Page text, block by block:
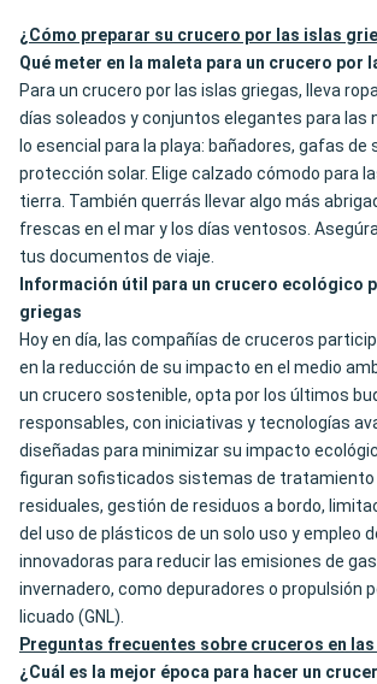
¿Cómo preparar su crucero por las islas
Qué meter en la maleta para un crucero por
Para un crucero por las islas griegas, lleva
días soleados y conjuntos elegantes para las
lo esencial para la playa: bañadores, gafas de
protección solar. Elige calzado cómodo para
tierra. También querrás llevar algo más
frescas en el mar y los días ventosos.
tus documentos de viaje.
Información útil para un crucero ecológico
griegas
Hoy en día, las compañías de cruceros
en la reducción de su impacto en el medio
un crucero sostenible, opta por los últimos
responsables, con iniciativas y tecnologías
diseñadas para minimizar su impacto
figuran sofisticados sistemas de tratamiento
residuales, gestión de residuos a bordo,
del uso de plásticos de un solo uso y empleo
innovadoras para reducir las emisiones de
invernadero, como depuradores o propulsión
licuado (GNL).
Preguntas frecuentes sobre cruceros en
¿Cuál es la mejor época para hacer un